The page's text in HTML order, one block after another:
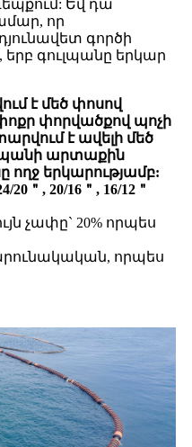
Եվ դա
որ
գործի
երբ գուլպանը երկար
է մեծ փոսով
փորվածքով պոչի
է ավելի մեծ
արտաքին
ողջ երկարությամբ:
＂, 20/16＂, 16/12＂
չափը` 20% որպես
որպես